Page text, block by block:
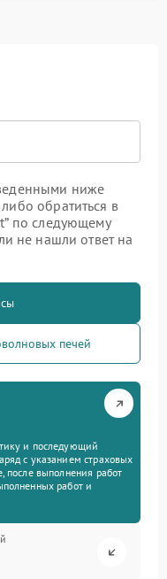
ниже
обратиться в
по следующему
не нашли ответ на
печей
и последующий
с указанием страховых
после выполнения работ
работ и